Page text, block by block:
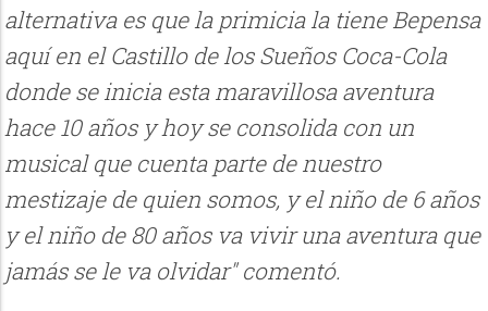
alternativa es que la primicia la tiene Bepensa
aquí en el Castillo de los Sueños Coca-Cola
donde se inicia esta maravillosa aventura
hace 10 años y hoy se consolida con un
musical que cuenta parte de nuestro
mestizaje de quien somos, y el niño de 6 años
y el niño de 80 años va vivir una aventura que
jamás se le va olvidar" comentó.